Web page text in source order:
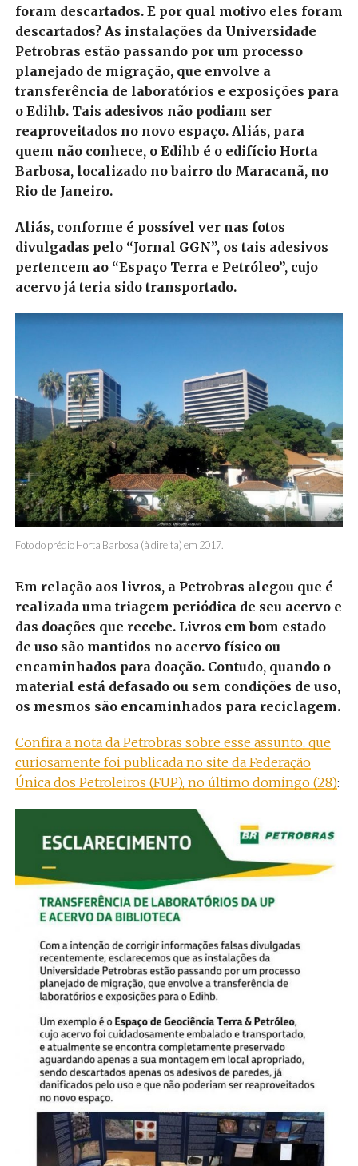
foram descartados. E por qual motivo eles foram
descartados? As instalações da Universidade
Petrobras estão passando por um processo
planejado de migração, que envolve a
transferência de laboratórios e exposições para
o Edihb. Tais adesivos não podiam ser
reaproveitados no novo espaço. Aliás, para
quem não conhece, o Edihb é o edifício Horta
Barbosa, localizado no bairro do Maracanã, no
Rio de Janeiro.
Aliás, conforme é possível ver nas fotos
divulgadas pelo “Jornal GGN”, os tais adesivos
pertencem ao “Espaço Terra e Petróleo”, cujo
acervo já teria sido transportado.
Foto do prédio Horta Barbosa (à direita) em 2017.
Em relação aos livros, a Petrobras alegou que é
realizada uma triagem periódica de seu acervo e
das doações que recebe. Livros em bom estado
de uso são mantidos no acervo físico ou
encaminhados para doação. Contudo, quando o
material está defasado ou sem condições de uso,
os mesmos são encaminhados para reciclagem.
Confira a nota da Petrobras sobre esse assunto, que
curiosamente foi publicada no site da Federação
Única dos Petroleiros (FUP), no último domingo (28):